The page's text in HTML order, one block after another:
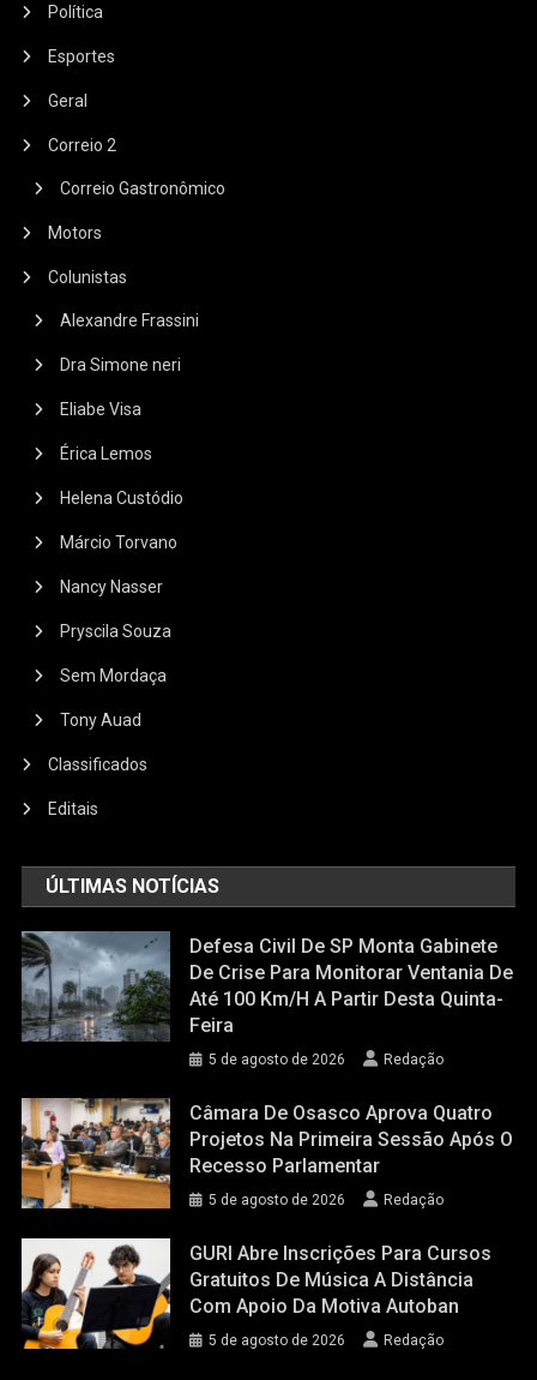
Política
Esportes
Geral
Correio 2
Correio Gastronômico
Motors
Colunistas
Alexandre Frassini
Dra Simone neri
Eliabe Visa
Érica Lemos
Helena Custódio
Márcio Torvano
Nancy Nasser
Pryscila Souza
Sem Mordaça
Tony Auad
Classificados
Editais
ÚLTIMAS NOTÍCIAS
Defesa Civil De SP Monta Gabinete
De Crise Para Monitorar Ventania De
Até 100 Km/h A Partir Desta Quinta-
Feira
5 de agosto de 2026 Redação
Câmara De Osasco Aprova Quatro
Projetos Na Primeira Sessão Após O
Recesso Parlamentar
5 de agosto de 2026 Redação
GURI Abre Inscrições Para Cursos
Gratuitos De Música A Distância
Com Apoio Da Motiva Autoban
5 de agosto de 2026 Redação